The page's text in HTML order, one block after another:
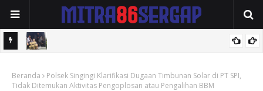
Beranda
Polsek Singingi Klarifikasi Dugaan Timbunan Solar di PT SPI,
Tidak Ditemukan Aktivitas Pengoplosan atau Pengalihan BBM